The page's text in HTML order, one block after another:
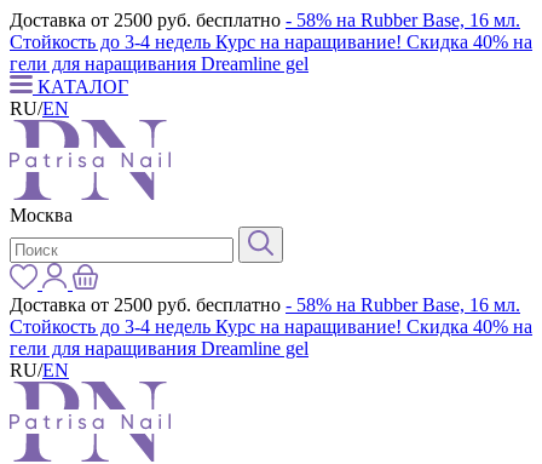
Доставка от 2500 руб. бесплатно - 58% на Rubber Base, 16 мл.
Стойкость до 3-4 недель Курс на наращивание! Скидка 40% на
гели для наращивания Dreamline gel
КАТАЛОГ
RU/EN
Москва
Доставка от 2500 руб. бесплатно - 58% на Rubber Base, 16 мл.
Стойкость до 3-4 недель Курс на наращивание! Скидка 40% на
гели для наращивания Dreamline gel
RU/EN